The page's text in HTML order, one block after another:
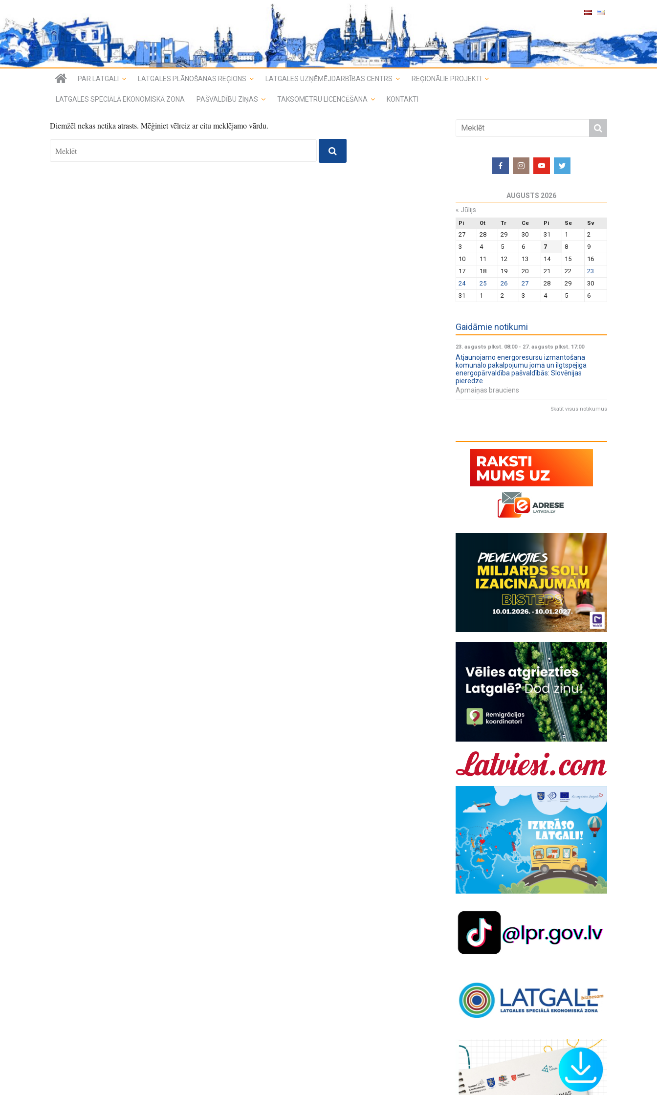
PAR LATGALI LATGALES PLĀNOŠANAS REĢIONS LATGALES UZŅĒMĒJDARBĪBAS CENTRS REĢIONĀLIE PROJEKTI
LATGALES SPECIĀLĀ EKONOMISKĀ ZONA PAŠVALDĪBU ZIŅAS TAKSOMETRU LICENCĒŠANA KONTAKTI
Diemžēl nekas netika atrasts. Mēģiniet vēlreiz ar citu meklējamo vārdu.
AUGUSTS 2026
« Jūlijs
Pi Ot Tr Ce Pi Se Sv
27 28 29 30 31 1
2
3
4 5 6 7 8
9
10
11 12 13 14 15
16
17
18 19 20 21 22
23
24
25 26 27 28 29
30
31
1 2 3 4 5 6
Gaidāmie notikumi
23. augusts plkst. 08:00- 27. augusts plkst. 17:00
Atjaunojamo energoresursu izmantošana
komunālo pakalpojumu jomā un ilgtspējīga
energopārvaldība pašvaldībās: Slovēnijas
pieredze
Apmaiņas brauciens
Skatīt visus notikumus